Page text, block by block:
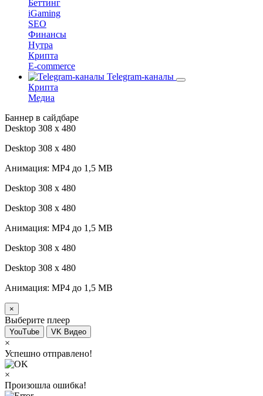
Беттинг
iGaming
SEO
Финансы
Нутра
Крипта
E-commerce
Telegram-каналы
Крипта
Медиа
Баннер в сайдбаре
Desktop 308 х 480
Desktop 308 х 480
Анимация: MP4 до 1,5 MB
Desktop 308 х 480
Desktop 308 х 480
Анимация: MP4 до 1,5 MB
Desktop 308 х 480
Desktop 308 х 480
Анимация: MP4 до 1,5 MB
×
Выберите плеер
YouTube VK Видео
×
Успешно отправлено!
×
Произошла ошибка!